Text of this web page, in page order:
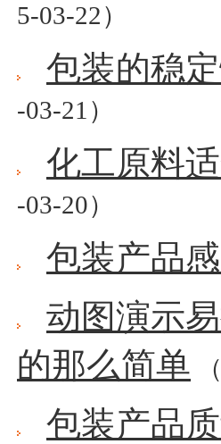
5-03-22）
包装的稳
-03-21）
化工原料
-03-20）
包装产品
动图演示
的那么简单
包装产品